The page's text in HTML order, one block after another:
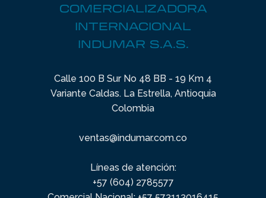
COMERCIALIZADORA
INTERNACIONAL
INDUMAR S.A.S.
Calle 100 B Sur No 48 BB - 19 Km 4
Variante Caldas. La Estrella, Antioquia
Colombia
ventas@indumar.com.co
Líneas de atención:
+57 (604) 2785577